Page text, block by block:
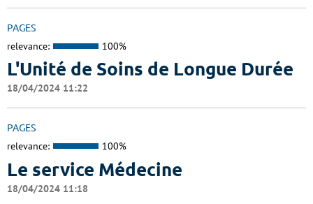
PAGES
relevance: 100%
L'Unité de Soins de Longue Durée
18/04/2024 11:22
PAGES
relevance: 100%
Le service Médecine
18/04/2024 11:18